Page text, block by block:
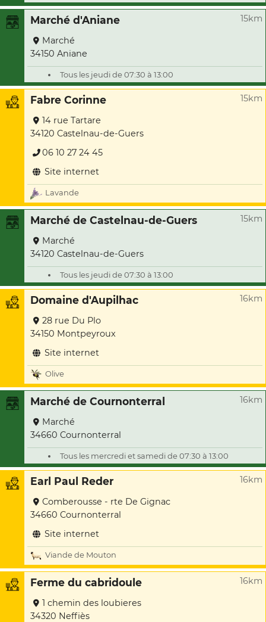
Marché d'Aniane 15km
Marché
34150 Aniane
Tous les jeudi de 07:30 à 13:00
Fabre Corinne 15km
14 rue Tartare
34120 Castelnau-de-Guers
06 10 27 24 45
Site internet
Lavande
Marché de Castelnau-de-Guers 15km
Marché
34120 Castelnau-de-Guers
Tous les jeudi de 07:30 à 13:00
Domaine d'Aupilhac 16km
28 rue Du Plo
34150 Montpeyroux
Site internet
Olive
Marché de Cournonterral 16km
Marché
34660 Cournonterral
Tous les mercredi et samedi de 07:30 à 13:00
Earl Paul Reder 16km
Comberousse - rte De Gignac
34660 Cournonterral
Site internet
Viande de Mouton
Ferme du cabridoule 16km
1 chemin des loubieres
34320 Neffiès